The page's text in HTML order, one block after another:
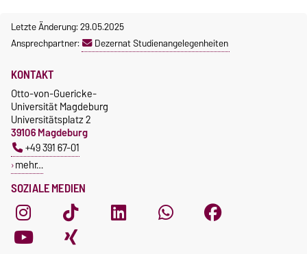
Letzte Änderung: 29.05.2025
Ansprechpartner:
Dezernat Studienangelegenheiten
SOZIALE MEDIEN
KONTAKT
Otto-von-Guericke-
Universität Magdeburg
Universitätsplatz 2
39106 Magdeburg
+49 391 67-01
mehr…